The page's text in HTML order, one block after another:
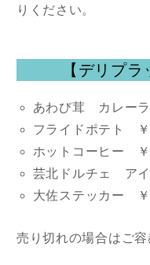
りください。
【デリプ
あわび茸 カレー
フライドポテト
ホットコーヒー
芸北ドルチェ ア
大佐ステッカー
売り切れの場合はご容